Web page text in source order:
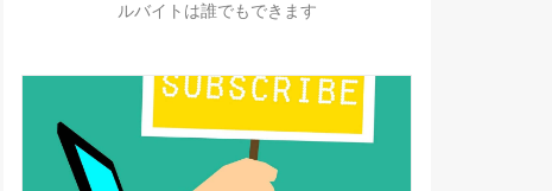
ルバイトは誰でもできます